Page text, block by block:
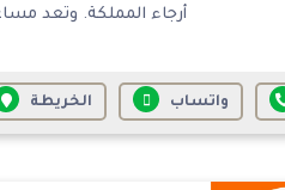
أرجاء المملكة. وتعد
واتساب الخريطة